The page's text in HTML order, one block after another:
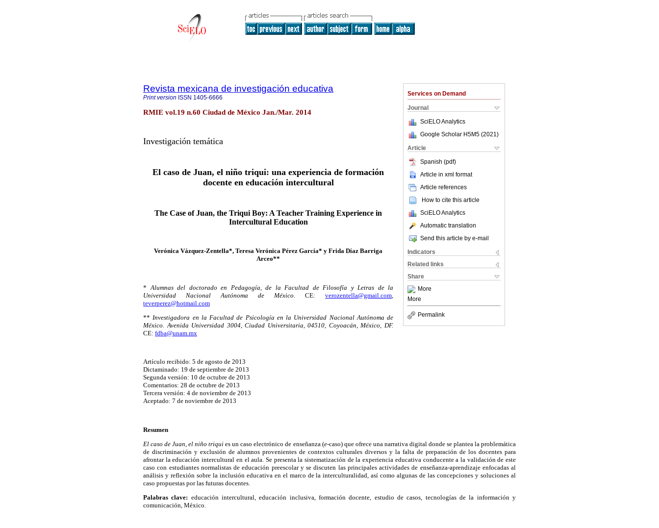
Services on Demand
Journal
SciELO Analytics
Google Scholar H5M5 (2021 )
Article
Spanish (pdf)
Article in xml format
Article references
How to cite this article
SciELO Analytics
Automatic translation
Send this article by e-mail
Indicators
Related links
Share
More
More
Permalink
Revista mexicana de investigación educativa
Print version ISSN 1405-6666
RMIE vol.19 n.60 Ciudad de México Jan./Mar. 2014
Investigación temática
El caso de Juan, el niño triqui: una experiencia de formación
docente en educación intercultural
The Case of Juan, the Triqui Boy: A Teacher Training Experience in
Intercultural Education
Verónica Vázquez-Zentella*, Teresa Verónica Pérez García* y Frida Díaz Barriga
Arceo**
* Alumnas del doctorado en Pedagogía, de la Facultad de Filosofía y Letras de la
Universidad Nacional Autónoma de México . CE: verozentella@gmail.com
teverperez@hotmail.com
** Investigadora en la Facultad de Psicología en la Universidad Nacional Autónoma de
México. Avenida Universidad 3004, Ciudad Universitaria, 04510, Coyoacán, México, DF.
CE: fdba@unam.mx
Artículo recibido: 5 de agosto de 2013
Dictaminado: 19 de septiembre de 2013
Segunda versión: 10 de octubre de 2013
Comentarios: 28 de octubre de 2013
Tercera versión: 4 de noviembre de 2013
Aceptado: 7 de noviembre de 2013
Resumen
El caso de Juan, el niño triqui es un caso electrónico de enseñanza (e-caso) que ofrece una narrativa digital donde se plantea la problemática
de discriminación y exclusión de alumnos provenientes de contextos culturales diversos y la falta de preparación de los docentes para
afrontar la educación intercultural en el aula. Se presenta la sistematización de la experiencia educativa conducente a la validación de este
caso con estudiantes normalistas de educación preescolar y se discuten las principales actividades de enseñanza-aprendizaje enfocadas al
análisis y reflexión sobre la inclusión educativa en el marco de la interculturalidad, así como algunas de las concepciones y soluciones al
caso propuestas por las futuras docentes.
Palabras clave: educación intercultural, educación inclusiva, formación docente, estudio de casos, tecnologías de la información y
comunicación, México.